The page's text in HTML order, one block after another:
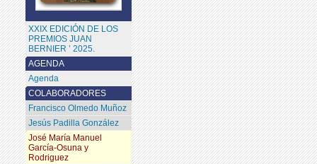
AGENDA
Agenda
COLABORADORES
Francisco Olmedo Muñoz
Jesús Padilla González
José María Manuel
García-Osuna y
Rodriguez
XXIX EDICIÓN DE LOS
PREMIOS JUAN
BERNIER ’ 2025.